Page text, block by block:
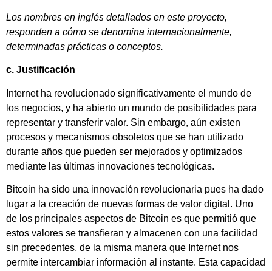
Los nombres en inglés detallados en este proyecto,
responden a cómo se denomina internacionalmente,
determinadas prácticas o conceptos.
c. Justificación
Internet ha revolucionado significativamente el mundo de
los negocios, y ha abierto un mundo de posibilidades para
representar y transferir valor. Sin embargo, aún existen
procesos y mecanismos obsoletos que se han utilizado
durante años que pueden ser mejorados y optimizados
mediante las últimas innovaciones tecnológicas.
Bitcoin ha sido una innovación revolucionaria pues ha dado
lugar a la creación de nuevas formas de valor digital. Uno
de los principales aspectos de Bitcoin es que permitió que
estos valores se transfieran y almacenen con una facilidad
sin precedentes, de la misma manera que Internet nos
permite intercambiar información al instante. Esta capacidad